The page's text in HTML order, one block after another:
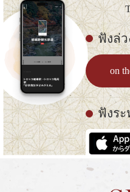
ฟังล่
on
ฟังระ